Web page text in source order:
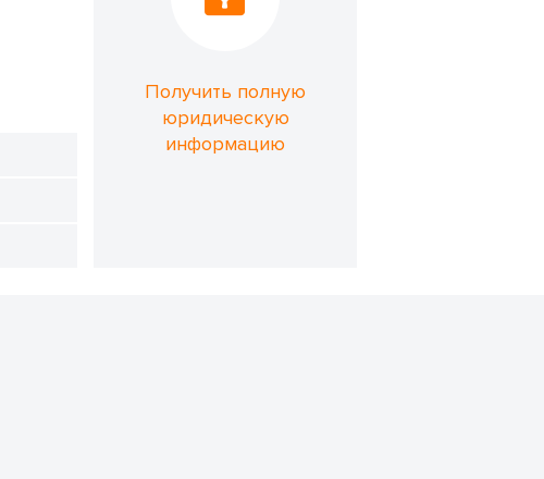
Получить полную
юридическую
информацию